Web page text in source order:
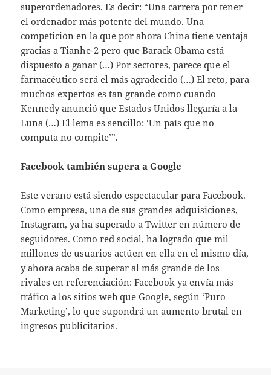
superordenadores. Es decir: “Una carrera por tener
el ordenador más potente del mundo. Una
competición en la que por ahora China tiene ventaja
gracias a Tianhe-2 pero que Barack Obama está
dispuesto a ganar (…) Por sectores, parece que el
farmacéutico será el más agradecido (…) El reto, para
muchos expertos es tan grande como cuando
Kennedy anunció que Estados Unidos llegaría a la
Luna (…) El lema es sencillo: ‘Un país que no
computa no compite’”.
Facebook también supera a Google
Este verano está siendo espectacular para Facebook.
Como empresa, una de sus grandes adquisiciones,
Instagram, ya ha superado a Twitter en número de
seguidores. Como red social, ha logrado que mil
millones de usuarios actúen en ella en el mismo día,
y ahora acaba de superar al más grande de los
rivales en referenciación: Facebook ya envía más
tráfico a los sitios web que Google, según ‘Puro
Marketing’, lo que supondrá un aumento brutal en
ingresos publicitarios.